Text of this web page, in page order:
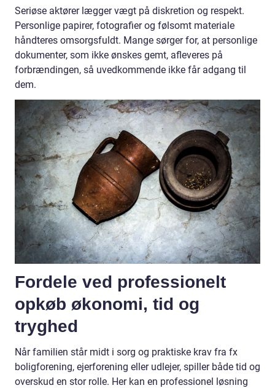
Seriøse aktører lægger vægt på diskretion og respekt.
Personlige papirer, fotografier og følsomt materiale
håndteres omsorgsfuldt. Mange sørger for, at personlige
dokumenter, som ikke ønskes gemt, afleveres på
forbrændingen, så uvedkommende ikke får adgang til
dem.
Fordele ved professionelt
opkøb økonomi, tid og
tryghed
Når familien står midt i sorg og praktiske krav fra fx
boligforening, ejerforening eller udlejer, spiller både tid og
overskud en stor rolle. Her kan en professionel løsning